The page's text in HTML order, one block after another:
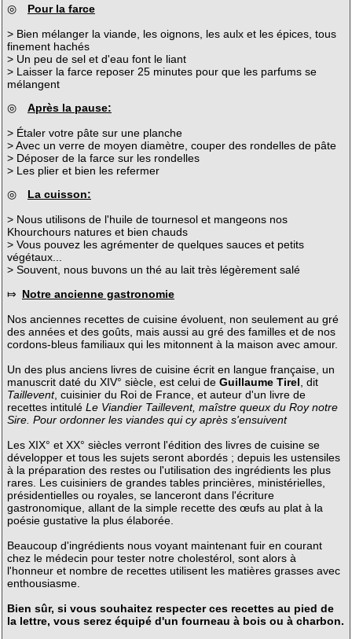
◎ Pour la farce
> Bien mélanger la viande, les oignons, les aulx et les épices, tous
finement hachés
> Un peu de sel et d'eau font le liant
> Laisser la farce reposer 25 minutes pour que les parfums se
mélangent
◎ Après la pause:
> Étaler votre pâte sur une planche
> Avec un verre de moyen diamètre, couper des rondelles de pâte
> Déposer de la farce sur les rondelles
> Les plier et bien les refermer
◎ La cuisson:
> Nous utilisons de l'huile de tournesol et mangeons nos
Khourchours natures et bien chauds
> Vous pouvez les agrémenter de quelques sauces et petits
végétaux...
> Souvent, nous buvons un thé au lait très légèrement salé
⤇ Notre ancienne gastronomie
Nos anciennes recettes de cuisine évoluent, non seulement au gré
des années et des goûts, mais aussi au gré des familles et de nos
cordons-bleus familiaux qui les mitonnent à la maison avec amour.
Un des plus anciens livres de cuisine écrit en langue française, un
manuscrit daté du XIV° siècle, est celui de Guillaume Tirel , dit
Taillevent, cuisinier du Roi de France, et auteur d'un livre de
recettes intitulé Le Viandier Taillevent, maîstre queux du Roy notre
Sire. Pour ordonner les viandes qui cy après s'ensuivent
Les XIX° et XX° siècles verront l'édition des livres de cuisine se
développer et tous les sujets seront abordés ; depuis les ustensiles
à la préparation des restes ou l'utilisation des ingrédients les plus
rares. Les cuisiniers de grandes tables princières, ministérielles,
présidentielles ou royales, se lanceront dans l'écriture
gastronomique, allant de la simple recette des œufs au plat à la
poésie gustative la plus élaborée.
Beaucoup d'ingrédients nous voyant maintenant fuir en courant
chez le médecin pour tester notre cholestérol, sont alors à
l'honneur et nombre de recettes utilisent les matières grasses avec
enthousiasme.
Bien sûr, si vous souhaitez respecter ces recettes au pied de
la lettre, vous serez équipé d'un fourneau à bois ou à charbon.